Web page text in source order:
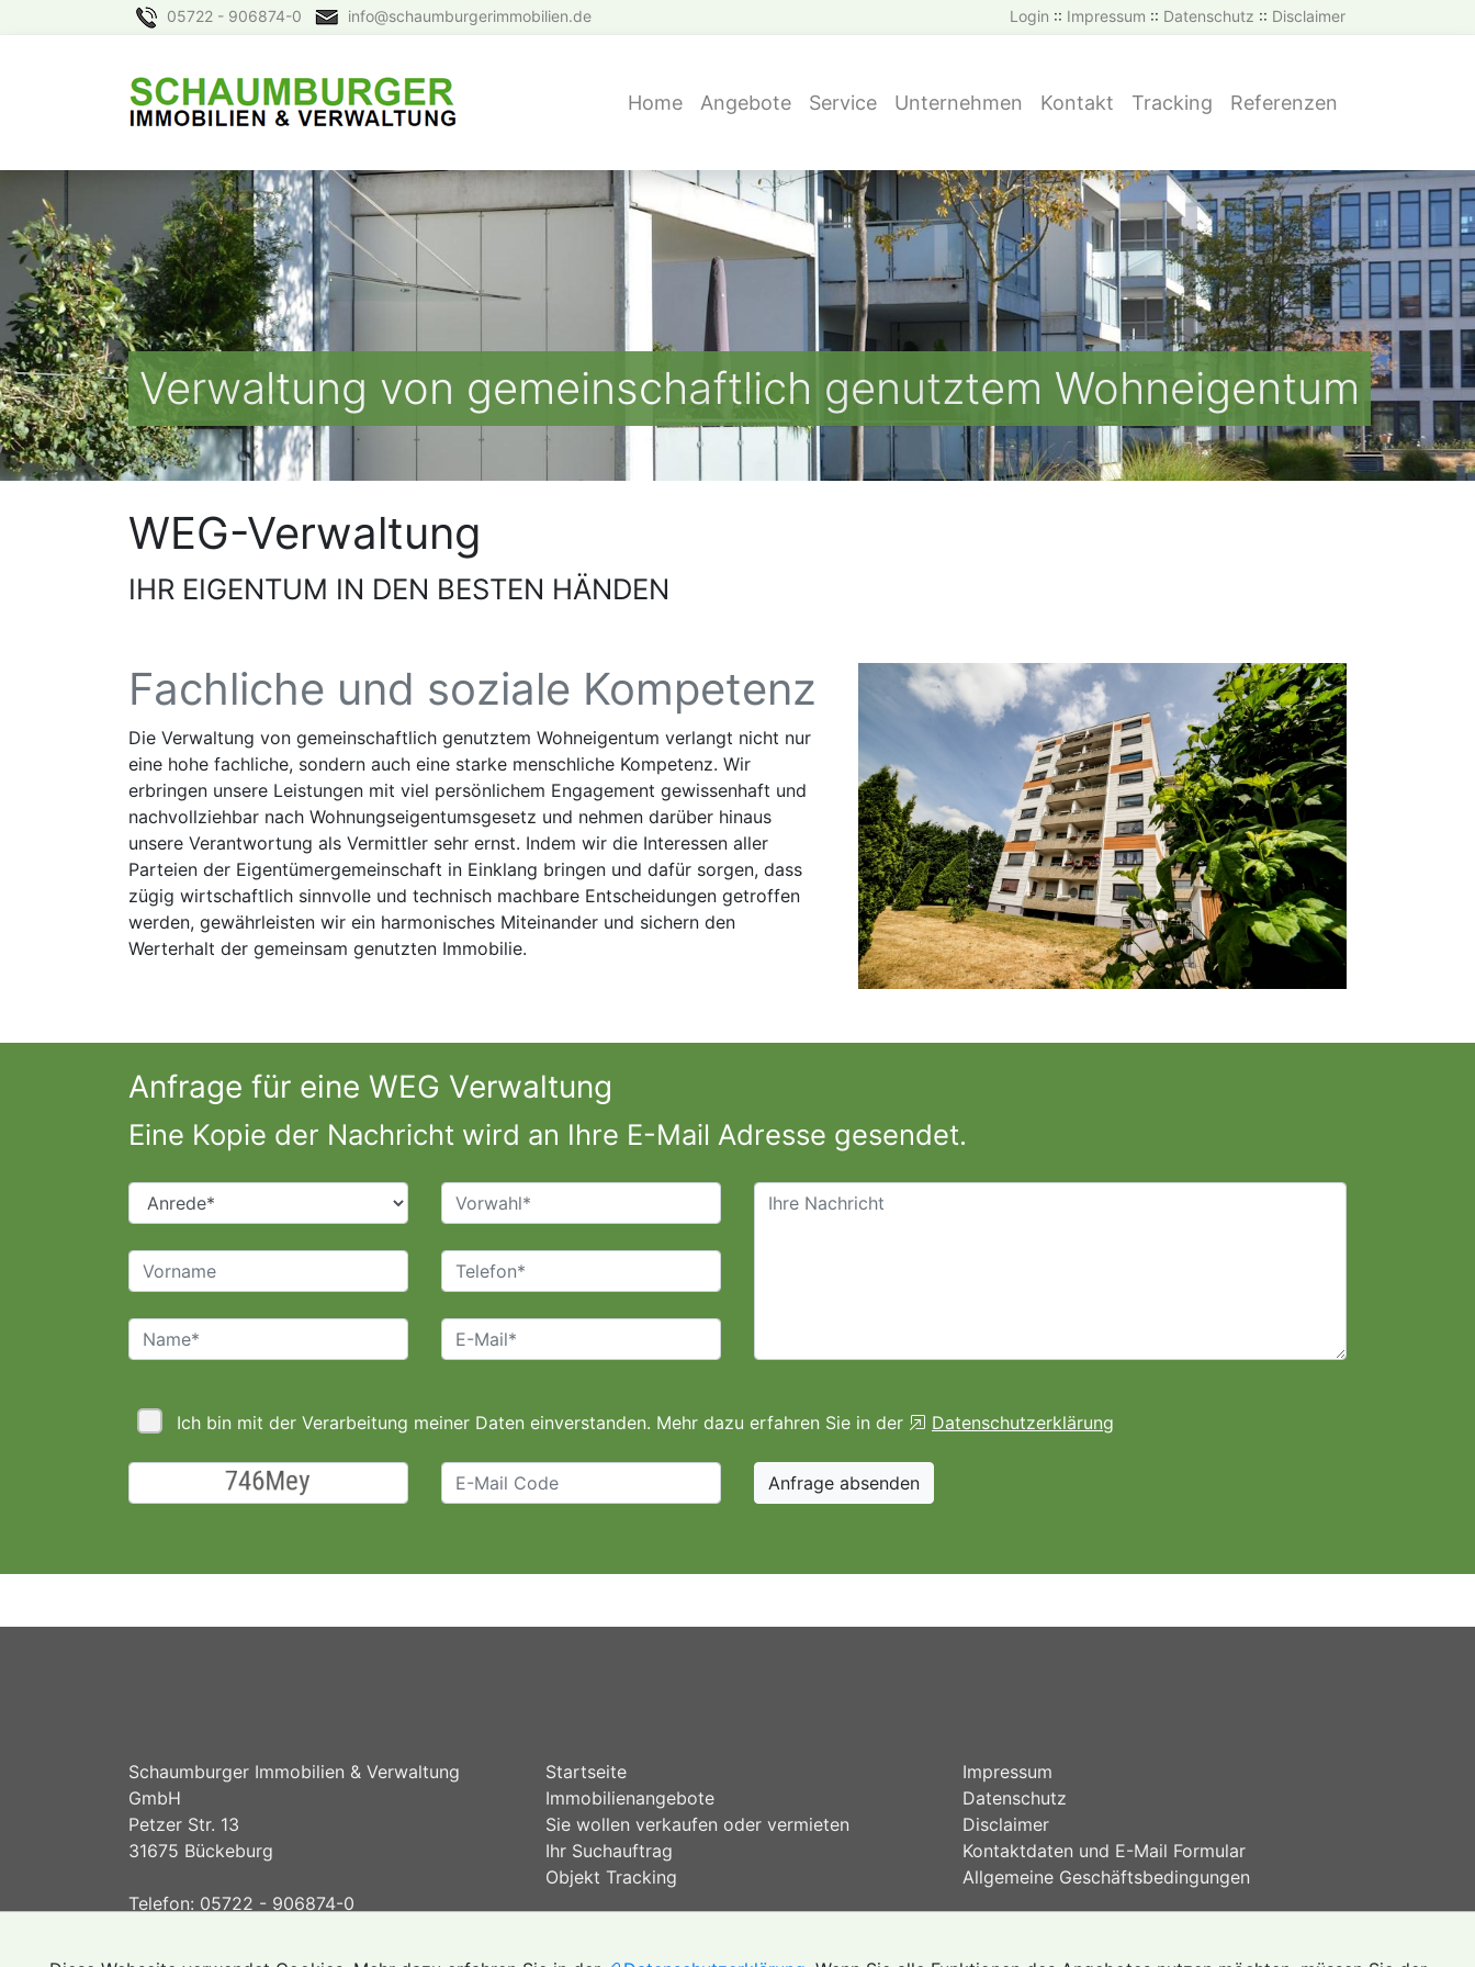
Login :: Impressum :: Datenschutz :: Disclaimer
05722 - 906874-0 info@schaumburgerimmobilien.de
Home Angebote Service Unternehmen Kontakt Tracking Referenzen
Verwaltung von gemeinschaftlich genutztem Wohneigentum
WEG-Verwaltung
IHR EIGENTUM IN DEN BESTEN HÄNDEN
Fachliche und soziale Kompetenz
Die Verwaltung von gemeinschaftlich genutztem Wohneigentum verlangt nicht nur
eine hohe fachliche, sondern auch eine starke menschliche Kompetenz. Wir
erbringen unsere Leistungen mit viel persönlichem Engagement gewissenhaft und
nachvollziehbar nach Wohnungseigentumsgesetz und nehmen darüber hinaus
unsere Verantwortung als Vermittler sehr ernst. Indem wir die Interessen aller
Parteien der Eigentümergemeinschaft in Einklang bringen und dafür sorgen, dass
zügig wirtschaftlich sinnvolle und technisch machbare Entscheidungen getroffen
werden, gewährleisten wir ein harmonisches Miteinander und sichern den
Werterhalt der gemeinsam genutzten Immobilie.
Anfrage für eine WEG Verwaltung
Eine Kopie der Nachricht wird an Ihre E-Mail Adresse gesendet.
Ich bin mit der Verarbeitung meiner Daten einverstanden. Mehr dazu erfahren Sie in der Datenschutzerklärung
Schaumburger Immobilien & Verwaltung
GmbH
Petzer Str. 13
31675 Bückeburg
Telefon: 05722 - 906874-0
Startseite
Immobilienangebote
Sie wollen verkaufen oder vermieten
Ihr Suchauftrag
Objekt Tracking
Impressum
Datenschutz
Disclaimer
Kontaktdaten und E-Mail Formular
Allgemeine Geschäftsbedingungen